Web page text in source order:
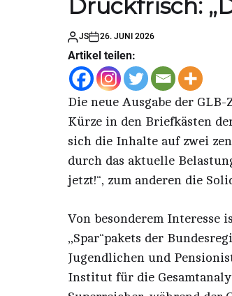
Druckfrisch:
JS 26. JUNI 2026
Artikel teilen:
Die neue Ausgabe der
Kürze in den Briefkästen
sich die Inhalte auf zwei
durch das aktuelle
jetzt!“, zum anderen die
Von besonderem Interesse
„Spar“pakets der
Jugendlichen und
Institut für die